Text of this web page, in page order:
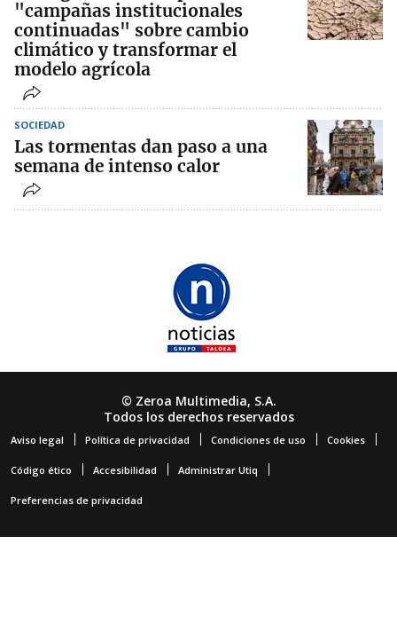
"campañas institucionales
continuadas" sobre cambio
climático y transformar el
modelo agrícola
SOCIEDAD
Las tormentas dan paso a una
semana de intenso calor
© Zeroa Multimedia, S.A.
Todos los derechos reservados
Aviso legal Política de privacidad Condiciones de uso Cookies
Código ético Accesibilidad Administrar Utiq
Preferencias de privacidad